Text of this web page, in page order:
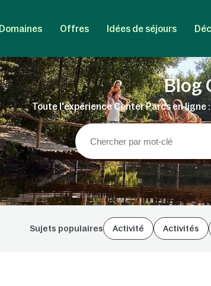
Domaines Offres Idées de séjours
Blog
Toute l'expérience Center Parcs en ligne
Sujets populaires Activité Activités